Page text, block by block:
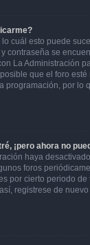
cuál esto puede
contraseña se
La Administración
que el foro
programación, por lo
¡pero ahora no
haya
foros
por cierto periodo
registrese de